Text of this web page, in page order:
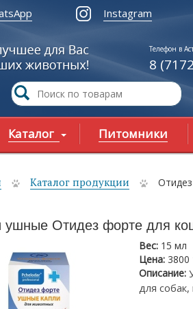
Instagram
Телефон в
8
Каталог Питомники
Каталог продукции
ушные Отидез форте для
Вес: 15 мл
Цена: 3800
Описание:
для